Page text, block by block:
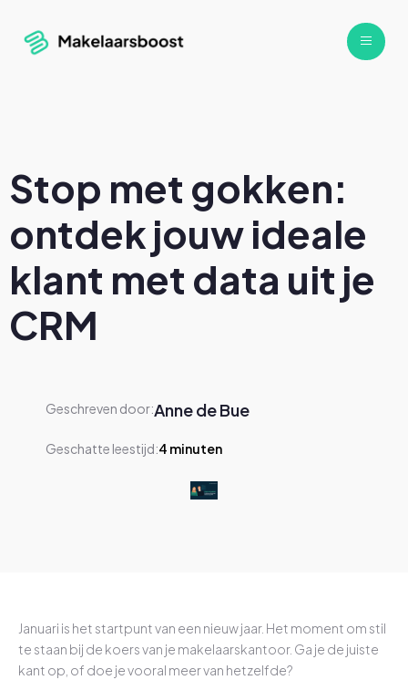
Stop met gokken:
ontdek jouw ideale
klant met data uit je
CRM
Geschreven door:Anne de Bue
Geschatte leestijd:4 minuten
Januari is het startpunt van een nieuw jaar. Het moment om stil
te staan bij de koers van je makelaarskantoor. Ga je de juiste
kant op, of doe je vooral meer van hetzelfde?